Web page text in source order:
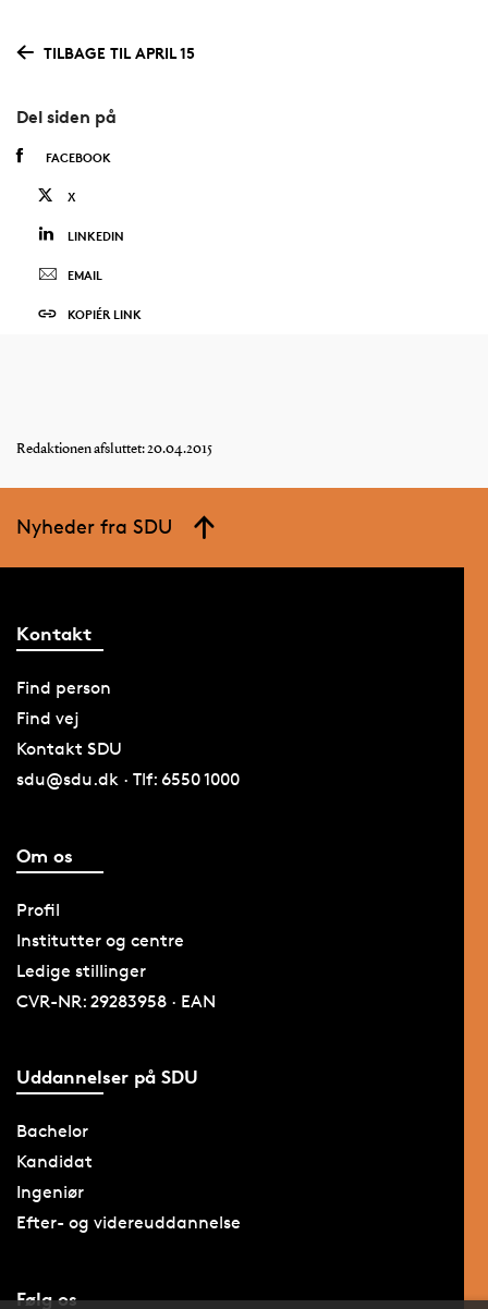
TILBAGE TIL APRIL 15
Del siden på
FACEBOOK
X
LINKEDIN
EMAIL
KOPIÉR LINK
Redaktionen afsluttet: 20.04.2015
Nyheder fra SDU
Kontakt
Find person
Find vej
Kontakt SDU
sdu@sdu.dk · Tlf: 6550 1000
Om os
Profil
Institutter og centre
Ledige stillinger
CVR-NR: 29283958 · EAN
Uddannelser på SDU
Bachelor
Kandidat
Ingeniør
Efter- og videreuddannelse
Følg os